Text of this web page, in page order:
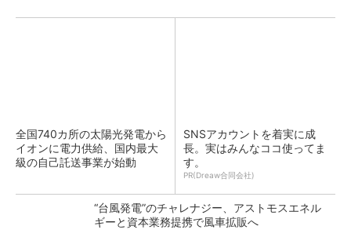
全国740カ所の太陽光発電から
イオンに電力供給、国内最大
級の自己託送事業が始動
SNSアカウントを着実に成
長。実はみんなココ使ってま
す。
PR(Dreaw合同会社)
“台風発電”のチャレナジー、アストモスエネル
ギーと資本業務提携で風車拡販へ